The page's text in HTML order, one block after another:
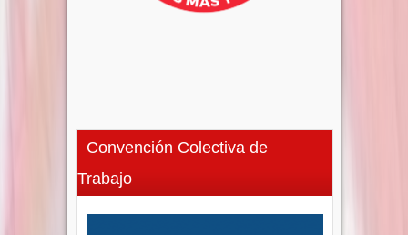
Convención Colectiva de
Trabajo